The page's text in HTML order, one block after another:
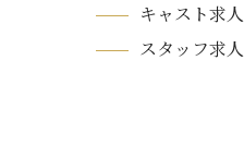
キャスト求人
スタッフ求人